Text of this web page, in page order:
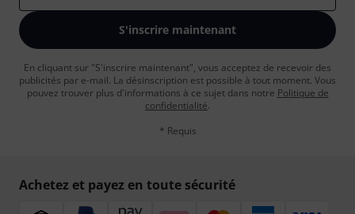
S'inscrire maintenant
En cliquant sur "S'inscrire maintenant", vous acceptez de recevoir des
publicités par e-mail. La désinscription est possible à tout moment. Vous
pouvez trouver plus d'informations à ce sujet dans notre Politique de
confidentialité.
* Requis
Achetez et payez en toute sécurité